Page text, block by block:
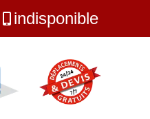
indisponible